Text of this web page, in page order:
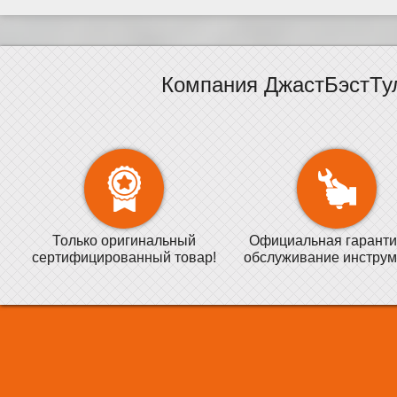
Компания
Только оригинальный
сертифицированный товар!
Официальная
обслуживание